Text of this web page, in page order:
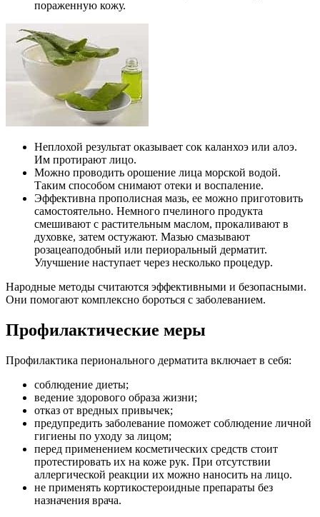
пораженную кожу.
Неплохой результат оказывает сок каланхоэ или алоэ.
Им протирают лицо.
Можно проводить орошение лица морской водой.
Таким способом снимают отеки и воспаление.
Эффективна прополисная мазь, ее можно приготовить
самостоятельно. Немного пчелиного продукта
смешивают с растительным маслом, прокаливают в
духовке, затем остужают. Мазью смазывают
розацеаподобный или периоральный дерматит.
Улучшение наступает через несколько процедур.
Народные методы считаются эффективными и безопасными.
Они помогают комплексно бороться с заболеванием.
Профилактические меры
Профилактика перионального дерматита включает в себя:
соблюдение диеты;
ведение здорового образа жизни;
отказ от вредных привычек;
предупредить заболевание поможет соблюдение личной
гигиены по уходу за лицом;
перед применением косметических средств стоит
протестировать их на коже рук. При отсутствии
аллергической реакции их можно наносить на лицо.
не применять кортикостероидные препараты без
назначения врача.